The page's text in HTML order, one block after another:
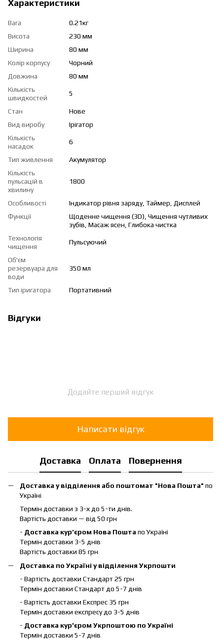
Характеристики
Вага
0.21кг
Висота
230 мм
Ширина
80 мм
Колір корпусу
Чорний
Довжина
80 мм
Кількість
швидкостей
5
Стан
Нове
Вид виробу
Ірігатор
Кількість
насадок
6
Тип живлення
Акумулятор
Кількість
пульсацій в
хвилину
1800
Особливості
Індикатор рівня заряду, Таймер, Дисплей
Функції
Щоденне чищення (3D), Чищення чутливих
зубів, Масаж ясен, Глибока чистка
Технологія
чищення
Пульсуючий
Об'єм
резервуара для
води
350 мл
Тип іригатора Портативний
Відгуки
Додайте перший відгук
Написати відгук
Доставка Оплата Повернення
Доставка у відділення або поштомат "Нова Пошта" по
Україні
Термін доставки з 3-х до 5-ти днів.
Вартість доставки — від 50 грн
- Доставка кур'єром Нова Пошта по Україні
Термін доставки 3-5 днів
Вартість доставки 85 грн
Доставка по Україні у відділення Укрпошти
- Вартість доставки Стандарт 25 грн
Термін доставки Стандарт до 5-7 днів
- Вартість доставки Експрес 35 грн
Термін доставки експресу до 3-5 днів
- Доставка кур'єром Укрпоштою по Україні
Термін доставки 5-7 днів